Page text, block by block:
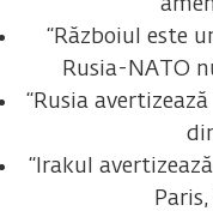
“Războiul este
Rusia-NATO
“Rusia
“Irakul